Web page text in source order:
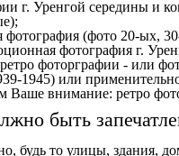
г. Уренгой середины и
фотография (фото 20-ых,
фотография г.
фоторграфии - или
1945) или
Ваше внимание: ретро
быть
будь то улицы, здания,